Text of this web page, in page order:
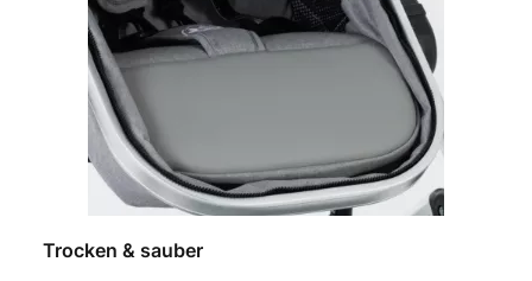
Trocken & sauber